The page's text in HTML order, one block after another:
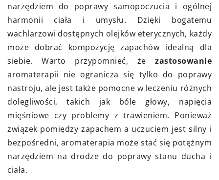
narzędziem do poprawy samopoczucia i ogólnej
harmonii ciała i umysłu. Dzięki bogatemu
wachlarzowi dostępnych olejków eterycznych, każdy
może dobrać kompozycję zapachów idealną dla
siebie. Warto przypomnieć, że zastosowanie
aromaterapii nie ogranicza się tylko do poprawy
nastroju, ale jest także pomocne w leczeniu różnych
dolegliwości, takich jak bóle głowy, napięcia
mięśniowe czy problemy z trawieniem. Ponieważ
związek pomiędzy zapachem a uczuciem jest silny i
bezpośredni, aromaterapia może stać się potężnym
narzędziem na drodze do poprawy stanu ducha i
ciała.